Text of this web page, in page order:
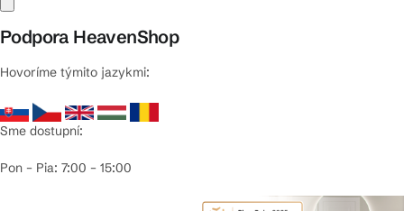
Podpora HeavenShop
Hovoríme týmito jazykmi:
Sme dostupní:
Pon – Pia: 7:00 – 15:00